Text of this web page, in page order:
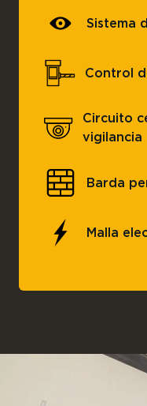
Sistema
Control
Circuito
vigilancia
Barda
Malla